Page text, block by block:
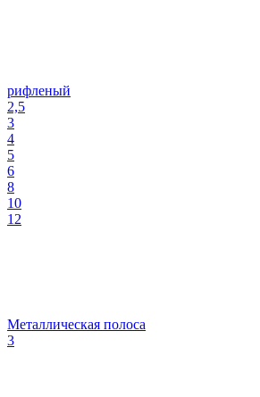
рифленый
2,5
3
4
5
6
8
10
12
Металлическая полоса
3